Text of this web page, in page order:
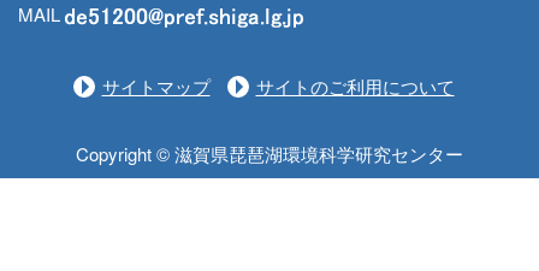
MAIL
サイトマップ サイトのご利用について
Copyright © 滋賀県琵琶湖環境科学研究センター